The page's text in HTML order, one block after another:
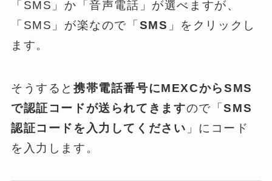
「SMS」か「音声電話」が選べますが、
「SMS」が楽なので「 SMS 」をクリックし
ます。
そうすると 携帯電話番号にMEXCからSMS
で認証コードが送られてきますので「SMS
認証コードを入力してください 」にコード
を入力します。